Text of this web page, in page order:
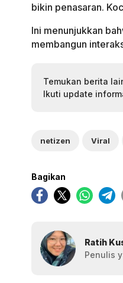
bikin penasaran.
Ini menunjukkan
membangun
Temukan berita
Ikuti update
netizen Viral
Bagikan
Ratih
Penulis